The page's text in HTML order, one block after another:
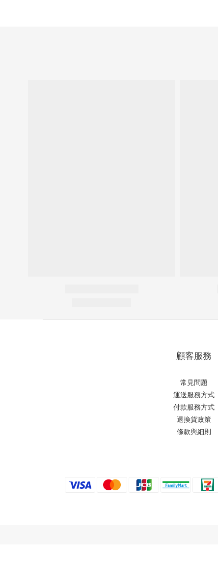
顧客服務
常見問題
運送服務方式
付款服務方式
退換貨政策
條款與細則